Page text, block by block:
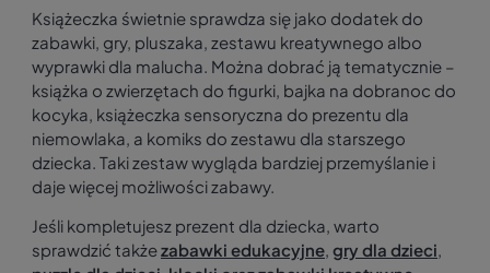
Książeczka świetnie sprawdza się jako dodatek do
zabawki, gry, pluszaka, zestawu kreatywnego albo
wyprawki dla malucha. Można dobrać ją tematycznie –
książka o zwierzętach do figurki, bajka na dobranoc do
kocyka, książeczka sensoryczna do prezentu dla
niemowlaka, a komiks do zestawu dla starszego
dziecka. Taki zestaw wygląda bardziej przemyślanie i
daje więcej możliwości zabawy.
Jeśli kompletujesz prezent dla dziecka, warto
sprawdzić takżezabawki edukacyjne, gry dla dzieci,